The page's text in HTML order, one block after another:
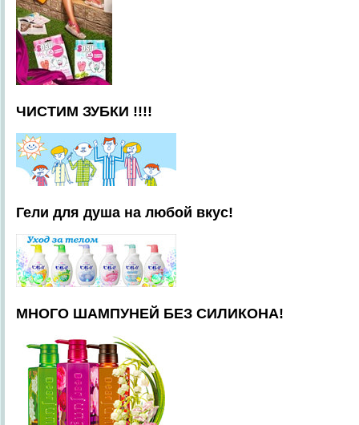
ЧИСТИМ ЗУБКИ !!!!
Гели для душа на любой вкус!
МНОГО ШАМПУНЕЙ БЕЗ СИЛИКОНА!